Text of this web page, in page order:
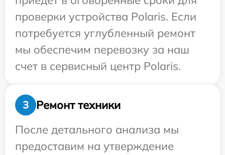
проверки устройства Polaris. Если
потребуется углубленный ремонт
мы обеспечим перевозку за наш
счет в сервисный центр Polaris.
3
Ремонт техники
После детального анализа мы
предоставим на утверждение